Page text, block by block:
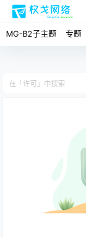
MG-B2子主题 专题